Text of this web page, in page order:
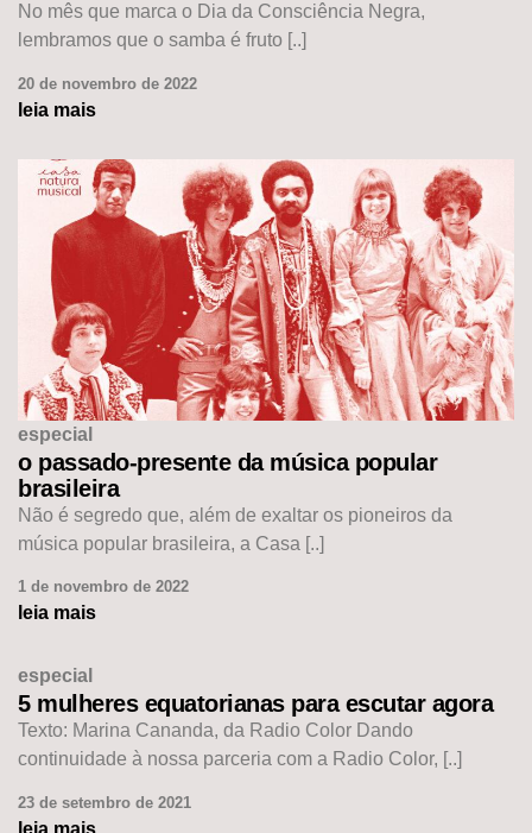
No mês que marca o Dia da Consciência Negra,
lembramos que o samba é fruto [..]
20 de novembro de 2022
leia mais
especial
o passado-presente da música popular
brasileira
Não é segredo que, além de exaltar os pioneiros da
música popular brasileira, a Casa [..]
1 de novembro de 2022
leia mais
especial
5 mulheres equatorianas para escutar agora
Texto: Marina Cananda, da Radio Color Dando
continuidade à nossa parceria com a Radio Color, [..]
23 de setembro de 2021
leia mais